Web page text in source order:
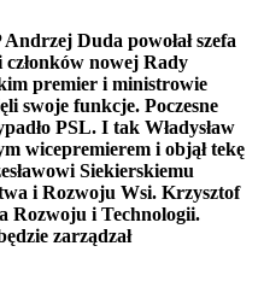
Duda powołał szefa
nowej Rady
premier i ministrowie
swoje funkcje. Poczesne
PSL. I tak Władysław
wicepremierem i objął tekę
Siekierskiemu
i Rozwoju Wsi. Krzysztof
Rozwoju i Technologii.
zarządzał